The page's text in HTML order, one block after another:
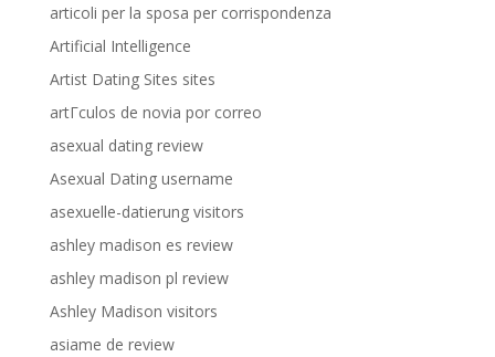
articoli per la sposa per corrispondenza
Artificial Intelligence
Artist Dating Sites sites
artГ­culos de novia por correo
asexual dating review
Asexual Dating username
asexuelle-datierung visitors
ashley madison es review
ashley madison pl review
Ashley Madison visitors
asiame de review